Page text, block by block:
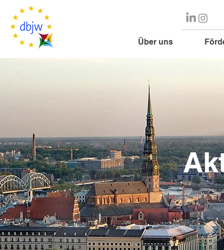
Über uns